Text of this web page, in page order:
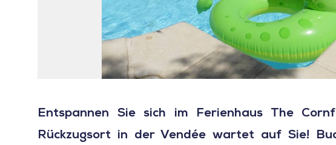
Entspannen Sie sich im Ferienhaus The
Rückzugsort in der Vendée wartet auf Sie!